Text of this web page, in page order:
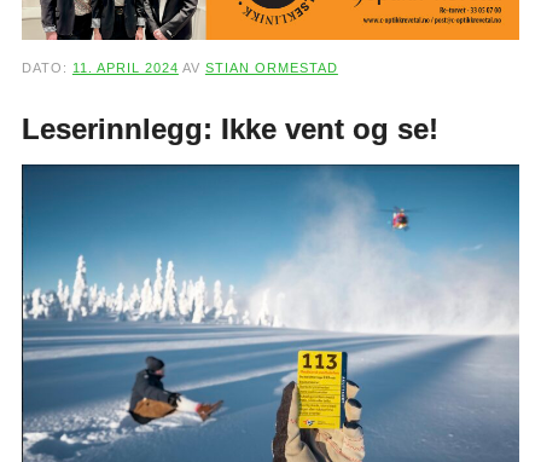
DATO: 11. APRIL 2024 AV STIAN ORMESTAD
Leserinnlegg: Ikke vent og se!